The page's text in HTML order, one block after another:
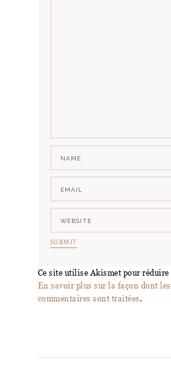
Ce site utilise Akismet pour
En savoir plus sur la façon dont les
commentaires sont traitées.